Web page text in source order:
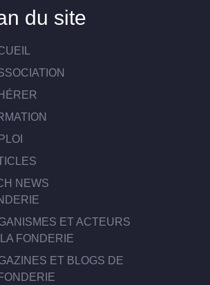
du site
NEWS
ET ACTEURS
FONDERIE
ET BLOGS DE
FONDERIE